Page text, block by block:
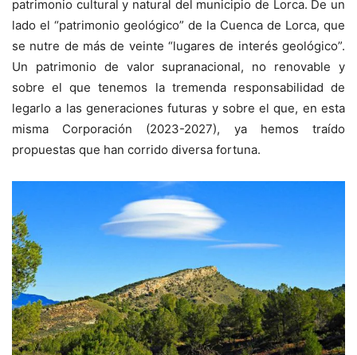
patrimonio cultural y natural del municipio de Lorca. De un
lado el “patrimonio geológico” de la Cuenca de Lorca, que
se nutre de más de veinte “lugares de interés geológico”.
Un patrimonio de valor supranacional, no renovable y
sobre el que tenemos la tremenda responsabilidad de
legarlo a las generaciones futuras y sobre el que, en esta
misma Corporación (2023-2027), ya hemos traído
propuestas que han corrido diversa fortuna.